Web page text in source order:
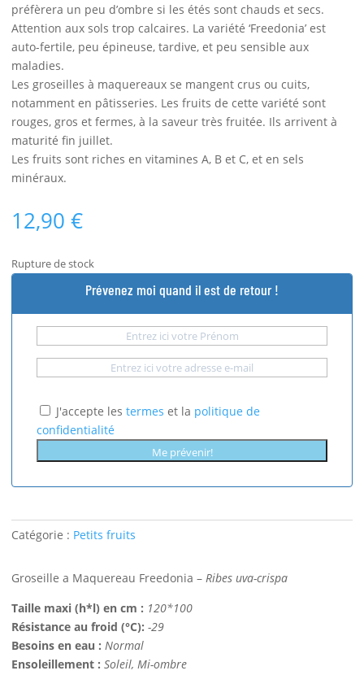
préfèrera un peu d’ombre si les étés sont chauds et secs.
Attention aux sols trop calcaires. La variété ‘Freedonia’ est
auto-fertile, peu épineuse, tardive, et peu sensible aux
maladies.
Les groseilles à maquereaux se mangent crus ou cuits,
notamment en pâtisseries. Les fruits de cette variété sont
rouges, gros et fermes, à la saveur très fruitée. Ils arrivent à
maturité fin juillet.
Les fruits sont riches en vitamines A, B et C, et en sels
minéraux.
12,90€
Rupture de stock
Prévenez moi quand il est de retour !
J'accepte lestermes et la politique de
confidentialité
Me prévenir!
Catégorie : Petits fruits
Groseille a Maquereau Freedonia –Ribes uva-crispa
Taille maxi (h*l) en cm : 120*100
Résistance au froid (°C):-29
Besoins en eau :Normal
Ensoleillement :Soleil, Mi-ombre